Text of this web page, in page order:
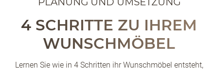
4 SCHRITTE ZU IHREM
WUNSCHMÖBEL
Lernen Sie wie in 4 Schritten ihr Wunschmöbel entsteht,